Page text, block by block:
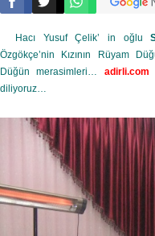
Hacı Yusuf Çelik’ in oğlu
Özgökçe’nin Kızının Rüyam
Düğün merasimleri… adirli.com
diliyoruz…